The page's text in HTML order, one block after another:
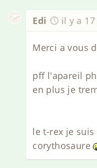
Edi il y a 17
Merci a vous
pff l'apareil
en plus je
le t-rex je
corythosaure